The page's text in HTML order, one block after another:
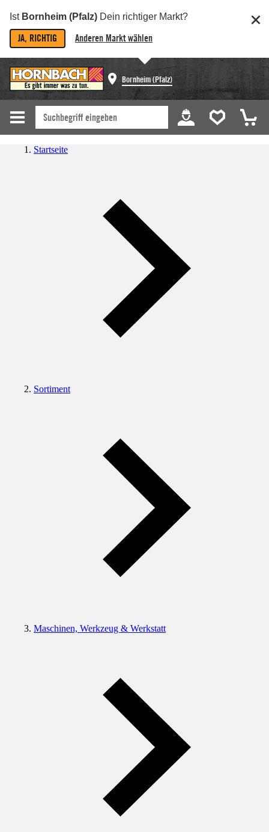
Ist Bornheim (Pfalz) Dein richtiger Markt?
JA, RICHTIG Anderen Markt wählen
Bornheim (Pfalz)
Startseite
Sortiment
Maschinen, Werkzeug & Werkstatt